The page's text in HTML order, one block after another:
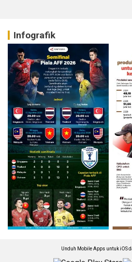
Infografik
Unduh Mobile Apps untuk iOS